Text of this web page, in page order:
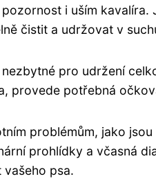
i uším kavalíra.
čistit a udržovat v
pro udržení
provede potřebná
problémům, jako
prohlídky a včasná
psa.